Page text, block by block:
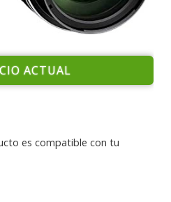
ACTUAL
es compatible con tu